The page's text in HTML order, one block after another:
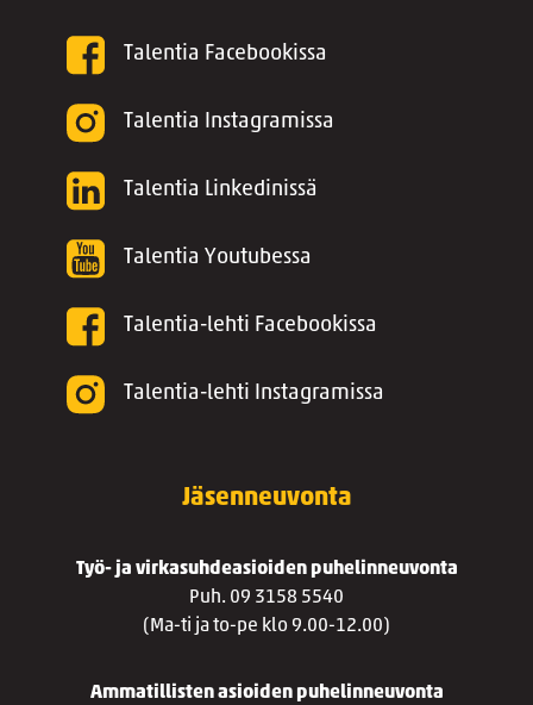
Talentia Facebookissa
Talentia Instagramissa
Talentia Linkedinissä
Talentia Youtubessa
Talentia-lehti Facebookissa
Talentia-lehti Instagramissa
Jäsenneuvonta
Työ- ja virkasuhdeasioiden puhelinneuvonta
Puh. 09 3158 5540
(Ma-ti ja to-pe klo 9.00-12.00)
Ammatillisten asioiden puhelinneuvonta